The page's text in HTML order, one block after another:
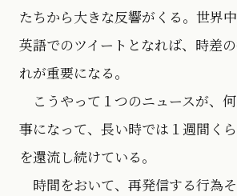
たちから大きな反響がくる。世界
英語でのツイートとなれば、時差
れが重要になる。
こうやって１つのニュースが、
事になって、長い時では１週間く
を還流し続けている。
時間をおいて、再発信する行為